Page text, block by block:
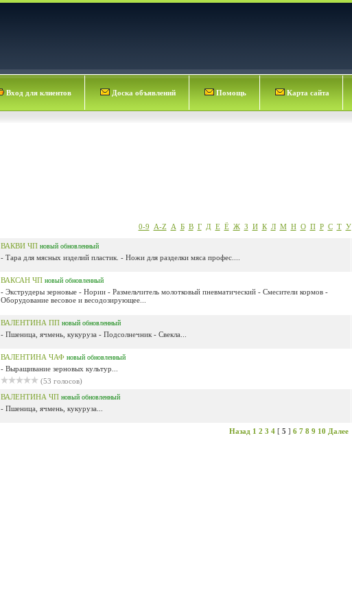
Вход для клиентов Доска объявлений Помощь Карта сайта
0-9 A-Z А Б В Г Д Е Ё Ж З И К Л М Н О П Р С Т У
ВАКВИ ЧП новый обновленный
- Тара для мясных изделий пластик. - Ножи для разделки мяса профес....
ВАКСАН ЧП новый обновленный
- Экструдеры зерновые - Нории - Размельчитель молотковый пневматический - Смесители кормов -
Оборудование весовое и весодозирующее...
ВАЛЕНТИНА ПП новый обновленный
- Пшеница, ячмень, кукуруза - Подсолнечник - Свекла...
ВАЛЕНТИНА ЧАФ новый обновленный
- Выращивание зерновых культур...
(53 голосов)
ВАЛЕНТИНА ЧП новый обновленный
- Пшеница, ячмень, кукуруза...
Назад 1 2 3 4[ 5 ] 6 7 8 9 10 Далее